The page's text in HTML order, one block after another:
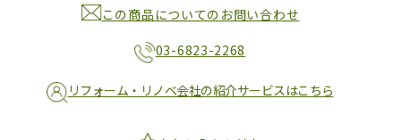
この商品についてのお問い合わせ
03-6823-2268
リフォーム・リノベ会社の紹介サービスはこちら